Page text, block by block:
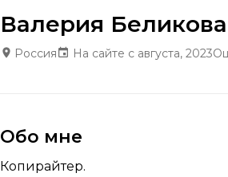
Валерия Беликова
Россия На сайте с августа, 2023
Обо мне
Копирайтер.